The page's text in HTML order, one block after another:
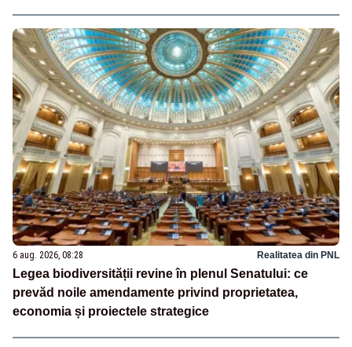
6 aug. 2026, 08:28 Realitatea din PNL
Legea biodiversității revine în plenul Senatului: ce
prevăd noile amendamente privind proprietatea,
economia și proiectele strategice